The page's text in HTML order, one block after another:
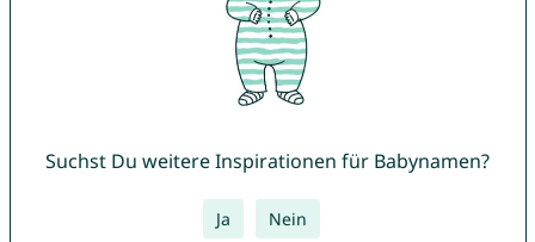
Suchst Du weitere Inspirationen für Babynamen?
Ja Nein